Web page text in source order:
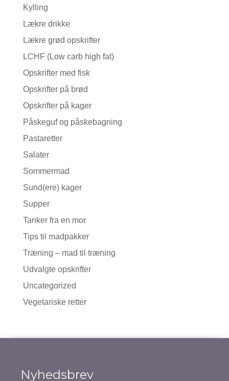
Kylling
Lækre drikke
Lækre grød opskrifter
LCHF (Low carb high fat)
Opskrifter med fisk
Opskrifter på brød
Opskrifter på kager
Påskeguf og påskebagning
Pastaretter
Salater
Sommermad
Sund(ere) kager
Supper
Tanker fra en mor
Tips til madpakker
Træning – mad til træning
Udvalgte opskrifter
Uncategorized
Vegetariske retter
Nyhedsbrev